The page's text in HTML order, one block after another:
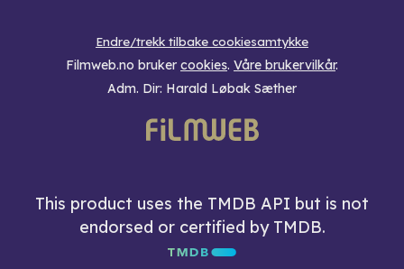
Endre/trekk tilbake cookiesamtykke
Filmweb.no bruker cookies. Våre brukervilkår.
Adm. Dir: Harald Løbak Sæther
This product uses the TMDB API but is not
endorsed or certified by TMDB.